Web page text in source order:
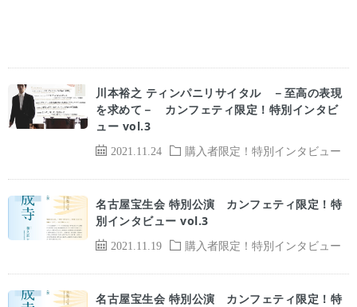
2021.11.24 購入者限定！特別インタビュー
川本裕之 ティンパニリサイタル －至高の表現
を求めて－ カンフェティ限定！特別インタビ
ュー vol.3
2021.11.19 購入者限定！特別インタビュー
名古屋宝生会 特別公演 カンフェティ限定！特
別インタビュー vol.3
名古屋宝生会 特別公演 カンフェティ限定！特